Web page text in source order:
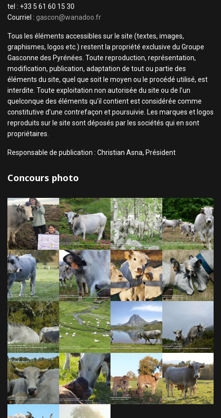
tel : +33 5 61 60 15 30
Courriel : gascon@wanadoo.fr
Tous les éléments accessibles sur le site (textes, images,
graphismes, logos etc.) restent la propriété exclusive du Groupe
Gasconne des Pyrénées. Toute reproduction, représentation,
modification, publication, adaptation de tout ou partie des
éléments du site, quel que soit le moyen ou le procédé utilisé, est
interdite. Toute exploitation non autorisée du site ou de l’un
quelconque des éléments qu’il contient est considérée comme
constitutive d’une contrefaçon et poursuivie. Les marques et logos
reproduits sur le site sont déposés par les sociétés qui en sont
propriétaires.
Responsable de publication : Christian Asna, Président
Concours photo